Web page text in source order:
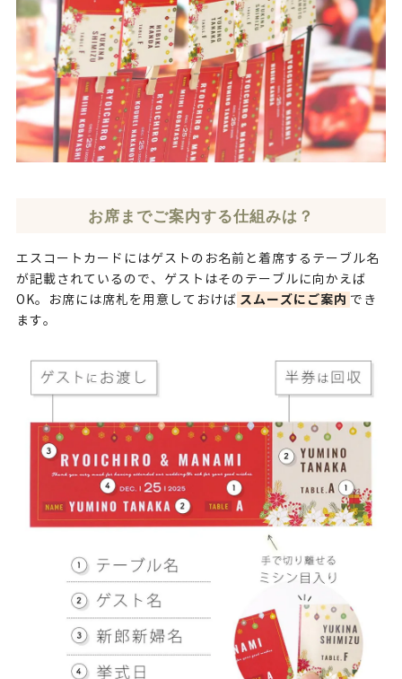
お席までご案内する仕組みは？
エスコートカードにはゲストのお名前と着席するテーブル名
が記載されているので、ゲストはそのテーブルに向かえば
OK。お席には席札を用意しておけば スムーズにご案内 でき
ます。